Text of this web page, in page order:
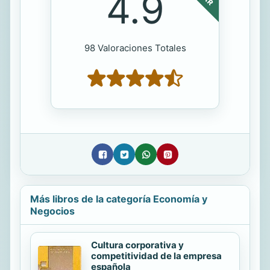
4.9
98 Valoraciones Totales
Más libros de la categoría Economía y
Negocios
Cultura corporativa y
competitividad de la empresa
española